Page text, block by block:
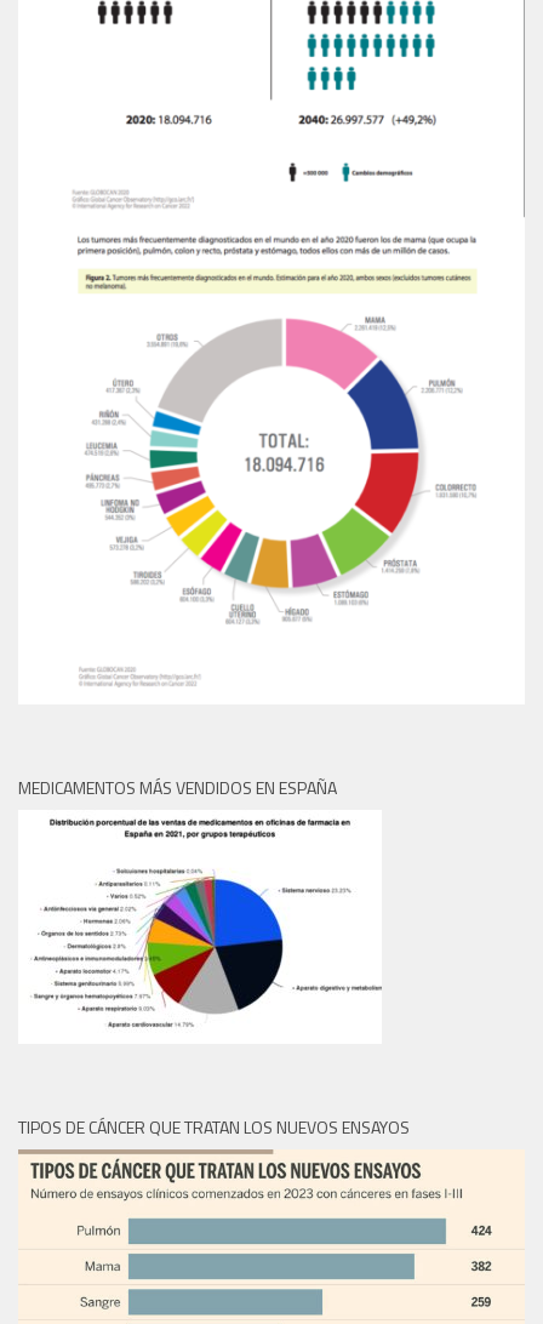
MEDICAMENTOS MÁS VENDIDOS EN ESPAÑA
TIPOS DE CÁNCER QUE TRATAN LOS NUEVOS ENSAYOS